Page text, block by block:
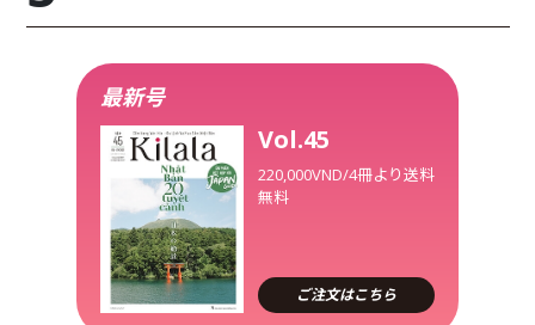
最新号
Vol.45
220,000VND/4冊より送料
無料
ご注文はこちら